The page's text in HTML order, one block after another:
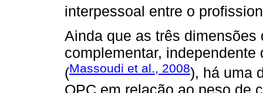
interpessoal entre o
Ainda que as três dimensões
complementar,
(Massoudi et al., 2008), há uma
OPC em relação ao peso de